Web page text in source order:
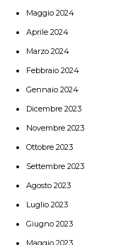
Maggio 2024
Aprile 2024
Marzo 2024
Febbraio 2024
Gennaio 2024
Dicembre 2023
Novembre 2023
Ottobre 2023
Settembre 2023
Agosto 2023
Luglio 2023
Giugno 2023
Maggio 2023